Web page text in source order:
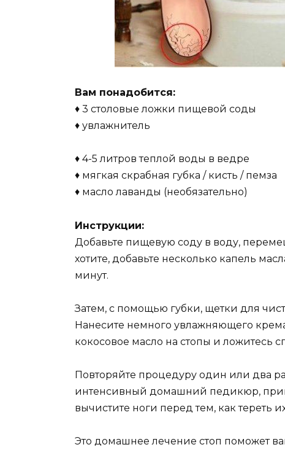
Вам понадобится:
♦ 3 столовые ложки пищевой соды
♦ увлажнитель
♦ 4-5 литров теплой воды в ведре
♦ мягкая скрабная губка / кисть / пемза
♦ масло лаванды (необязательно)
Инструкции:
Добавьте пищевую соду в воду,
хотите, добавьте несколько капель
минут.
Затем, с помощью губки, щетки для
Нанесите немного увлажняющего
кокосовое масло на стопы и ложитесь
Повторяйте процедуру один или два
интенсивный домашний педикюр,
вычистите ноги перед тем, как тереть
Это домашнее лечение стоп поможет